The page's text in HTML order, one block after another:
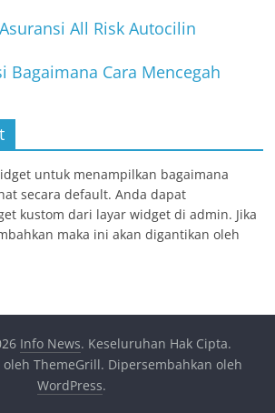
All Risk Autocilin
Bagaimana Cara Mencegah
untuk menampilkan bagaimana
secara default. Anda dapat
kustom dari layar widget di admin. Jika
maka ini akan digantikan oleh
Info News. Keseluruhan Hak Cipta.
oleh ThemeGrill. Dipersembahkan oleh
WordPress.